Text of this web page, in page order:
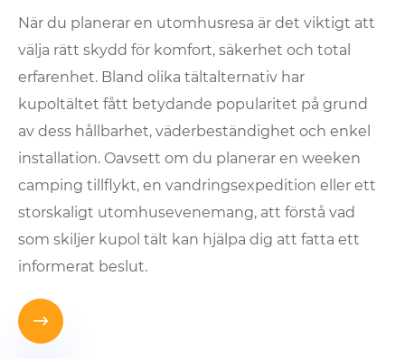
När du planerar en utomhusresa är det viktigt att
välja rätt skydd för komfort, säkerhet och total
erfarenhet. Bland olika tältalternativ har
kupoltältet fått betydande popularitet på grund
av dess hållbarhet, väderbeständighet och enkel
installation. Oavsett om du planerar en weeken
camping tillflykt, en vandringsexpedition eller ett
storskaligt utomhusevenemang, att förstå vad
som skiljer kupol tält kan hjälpa dig att fatta ett
informerat beslut.
